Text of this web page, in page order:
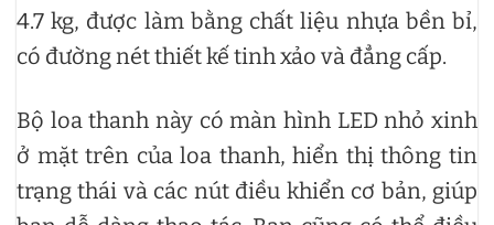
4.7 kg, được làm bằng chất liệu nhựa bền bỉ,
có đường nét thiết kế tinh xảo và đẳng cấp.
Bộ loa thanh này có màn hình LED nhỏ xinh
ở mặt trên của loa thanh, hiển thị thông tin
trạng thái và các nút điều khiển cơ bản, giúp